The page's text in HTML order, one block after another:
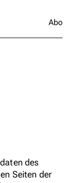
Abo
des
Seiten der